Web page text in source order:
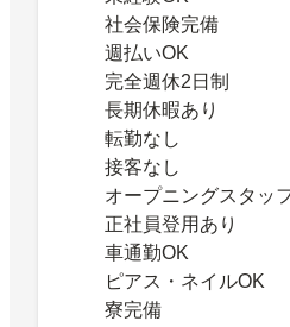
社会保険完備
週払いOK
完全週休2日制
長期休暇あり
転勤なし
接客なし
オープニングスタッ
正社員登用あり
車通勤OK
ピアス・ネイルOK
寮完備